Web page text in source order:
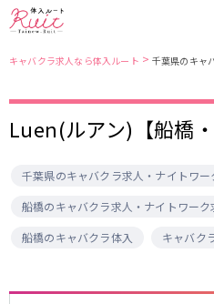
キャバクラ求人なら体入ルート > 千葉県のキャ
Luen(ルアン)【船橋
千葉県のキャバクラ求人・ナイトワー
船橋のキャバクラ求人・ナイトワーク
船橋のキャバクラ体入
キャバク
東京都
錦糸町・亀戸
新橋
吉祥寺
町田
立川
歌
ひばりヶ丘・久米川
神田
東京メトロ日比谷線
秋葉原駅
北千
恵比寿駅
六本
広尾駅
三
都営大江戸線